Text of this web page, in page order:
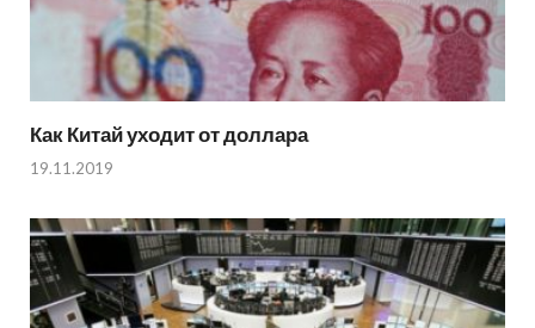
Как Китай уходит от доллара
19.11.2019